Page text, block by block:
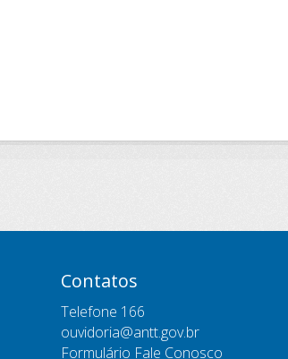
Contatos
Telefone 166
ouvidoria@antt.gov.br
Formulário Fale Conosco